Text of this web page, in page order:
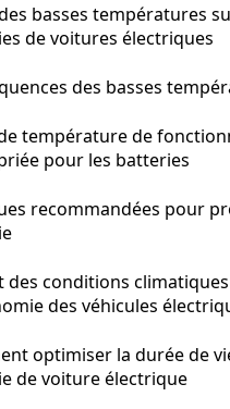
basses températures
de voitures électriques
des basses
température de
pour les batteries
recommandées pour
des conditions
des véhicules
optimiser la durée de
de voiture électrique